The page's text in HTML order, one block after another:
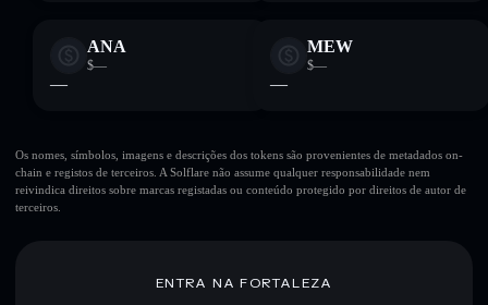
ANA
$—
—
MEW
$—
—
Os nomes, símbolos, imagens e descrições dos tokens são provenientes de metadados on-
chain e registos de terceiros. A Solflare não assume qualquer responsabilidade nem
reivindica direitos sobre marcas registadas ou conteúdo protegido por direitos de autor de
terceiros.
ENTRA NA FORTALEZA